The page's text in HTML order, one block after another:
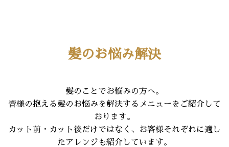
髪のお悩み解決
髪のことでお悩みの方へ。
皆様の抱える髪のお悩みを解決するメニューをご紹介して
おります。
カット前・カット後だけではなく、お客様それぞれに適し
たアレンジも紹介しています。